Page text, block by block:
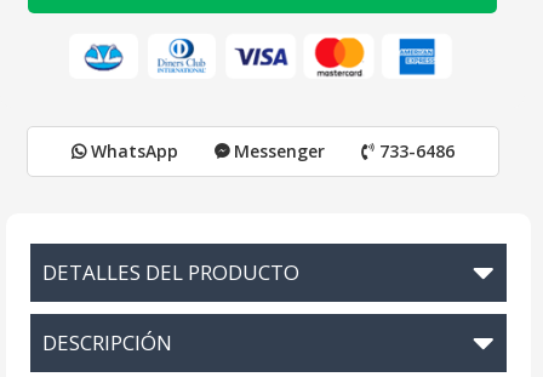
WhatsApp Messenger 733-6486
DETALLES DEL PRODUCTO
DESCRIPCIÓN